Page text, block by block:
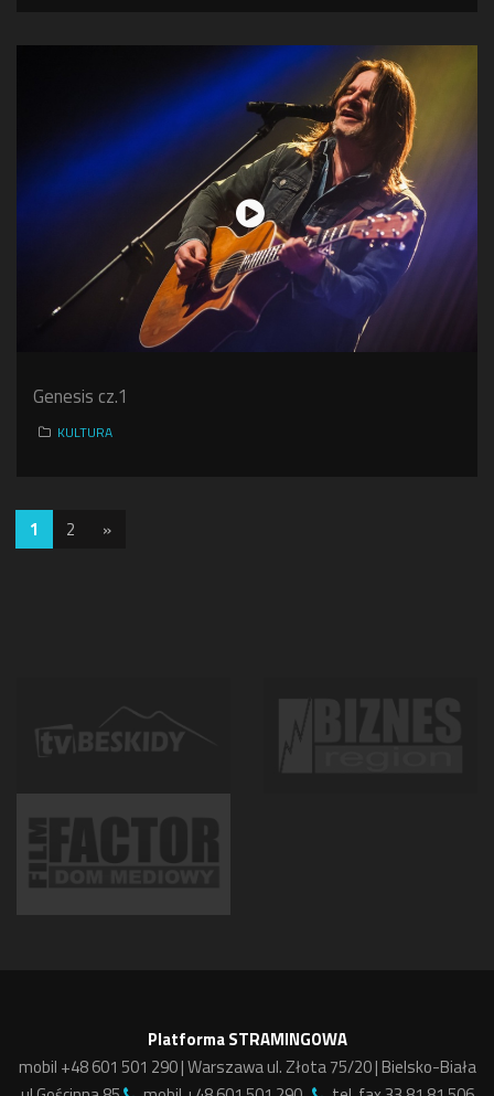
Genesis cz.1
KULTURA
1 2 »
Platforma STRAMINGOWA
mobil +48 601 501 290 | Warszawa ul. Złota 75/20 | Bielsko-Biała